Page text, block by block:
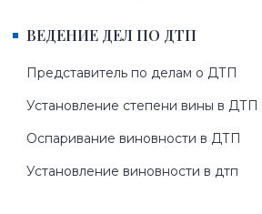
ВЕДЕНИЕ ДЕЛ ПО ДТП
Представитель по делам о ДТП
Установление степени вины в ДТП
Оспаривание виновности в ДТП
Установление виновности в дтп